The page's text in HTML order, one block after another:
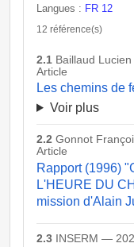
Langues : FR 12
12 référence(s)
2.1 Baillaud
Article
Les chemins de
Voir plus
2.2 Gonnot
Article
Rapport (1996)
L'HEURE DU
mission d'Alain
2.3 INSERM —